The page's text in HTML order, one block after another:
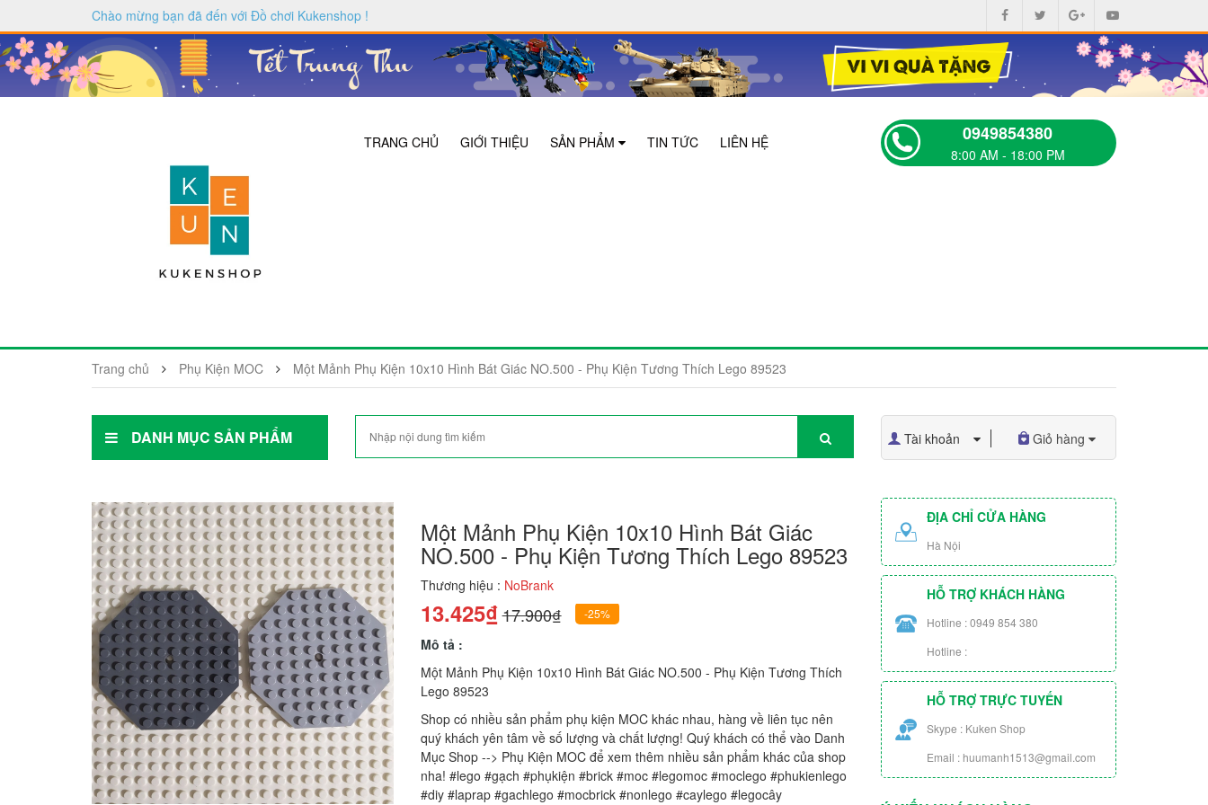
Chào mừng bạn đã đến với Đồ chơi Kukenshop !
TRANG CHỦ GIỚI THIỆU SẢN PHẨM TIN TỨC LIÊN HỆ 0949854380
8:00 AM - 18:00 PM
Trang chủ Phụ Kiện MOC Một Mảnh Phụ Kiện 10x10 Hình Bát Giác NO.500 - Phụ Kiện Tương Thích Lego 89523
DANH MỤC SẢN PHẨM Tài khoản Giỏ hàng
Một Mảnh Phụ Kiện 10x10 Hình Bát Giác
NO.500 - Phụ Kiện Tương Thích Lego 89523
Thương hiệu : NoBrank
13.425₫17.900₫ -25%
Mô tả :
Một Mảnh Phụ Kiện 10x10 Hình Bát Giác NO.500 - Phụ Kiện Tương Thích
Lego 89523
Shop có nhiều sản phẩm phụ kiện MOC khác nhau, hàng về liên tục nên
quý khách yên tâm về số lượng và chất lượng! Quý khách có thể vào Danh
Mục Shop --> Phụ Kiện MOC để xem thêm nhiều sản phẩm khác của shop
nha! #lego #gạch #phụkiện #brick #moc #legomoc #moclego #phukienlego
#diy #laprap #gachlego #mocbrick #nonlego #caylego #legocây
ĐỊA CHỈ CỬA HÀNG
Hà Nội
HỖ TRỢ KHÁCH HÀNG
Hotline : 0949 854 380
Hotline :
HỖ TRỢ TRỰC TUYẾN
Skype : Kuken Shop
Email : huumanh1513@gmail.com